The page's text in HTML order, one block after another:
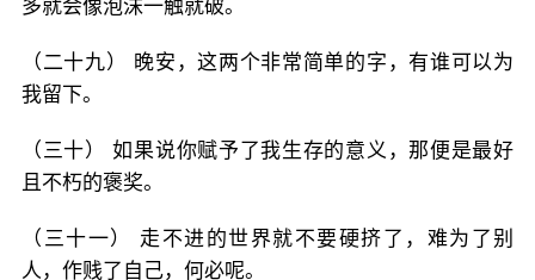
多就会像泡沫一触就破。
（二十九） 晚安，这两个非常简单的字，有谁可以为
我留下。
（三十） 如果说你赋予了我生存的意义，那便是最好
且不朽的褒奖。
（三十一） 走不进的世界就不要硬挤了，难为了别
人，作贱了自己，何必呢。